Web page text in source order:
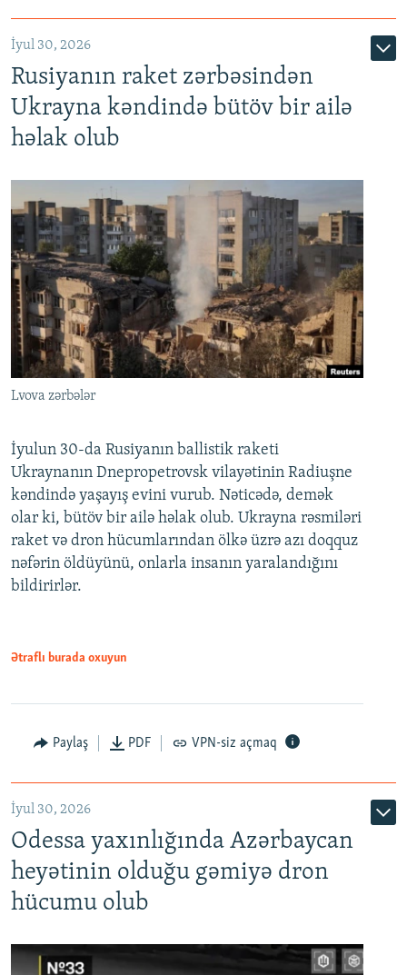
İyul 30, 2026
Rusiyanın raket zərbəsindən
Ukrayna kəndində bütöv bir ailə
həlak olub
Lvova zərbələr
İyulun 30-da Rusiyanın ballistik raketi
Ukraynanın Dnepropetrovsk vilayətinin Radiuşne
kəndində yaşayış evini vurub. Nəticədə, demək
olar ki, bütöv bir ailə həlak olub. Ukrayna rəsmiləri
raket və dron hücumlarından ölkə üzrə azı doqquz
nəfərin öldüyünü, onlarla insanın yaralandığını
bildirirlər.
Ətraflı burada oxuyun
Paylaş PDF VPN-siz açmaq
İyul 30, 2026
Odessa yaxınlığında Azərbaycan
heyətinin olduğu gəmiyə dron
hücumu olub